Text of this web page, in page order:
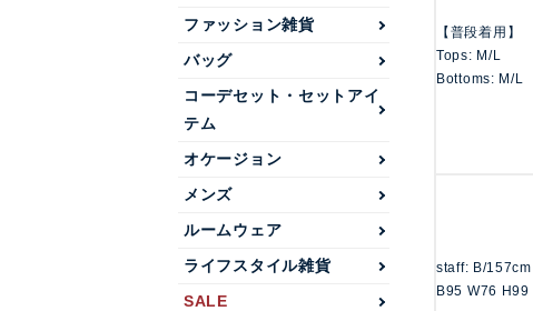
ファッション雑貨
バッグ
コーデセット・セットアイ
テム
オケージョン
メンズ
ルームウェア
ライフスタイル雑貨
SALE
【普段着用】
Tops: M/L
Bottoms: M/L
staff: B/157cm
B95 W76 H99